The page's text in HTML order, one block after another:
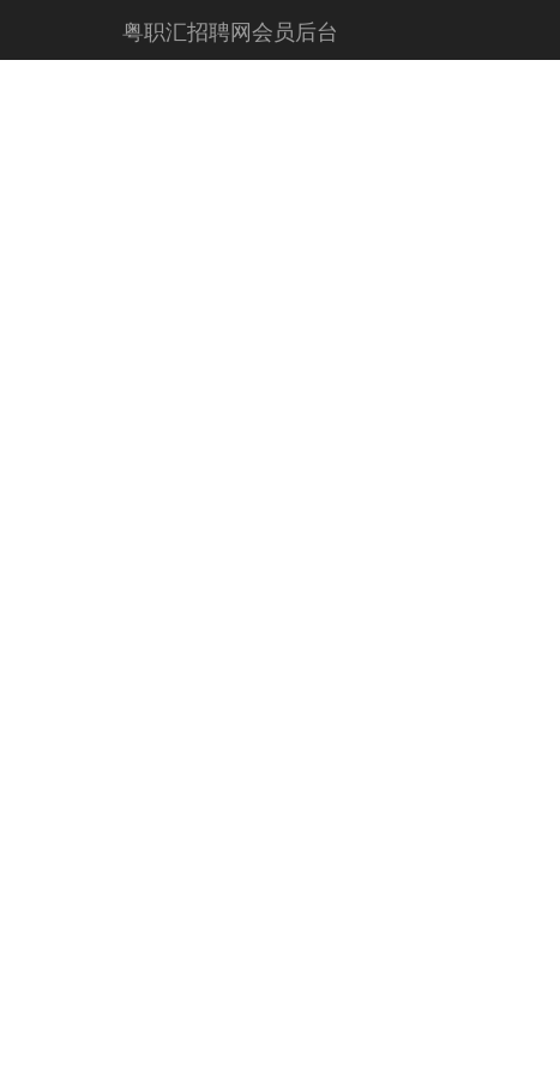
粤职汇招聘网会员后台